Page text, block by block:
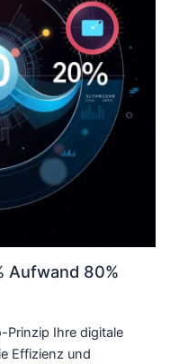
Aufwand 80%
Prinzip Ihre digitale
Effizienz und